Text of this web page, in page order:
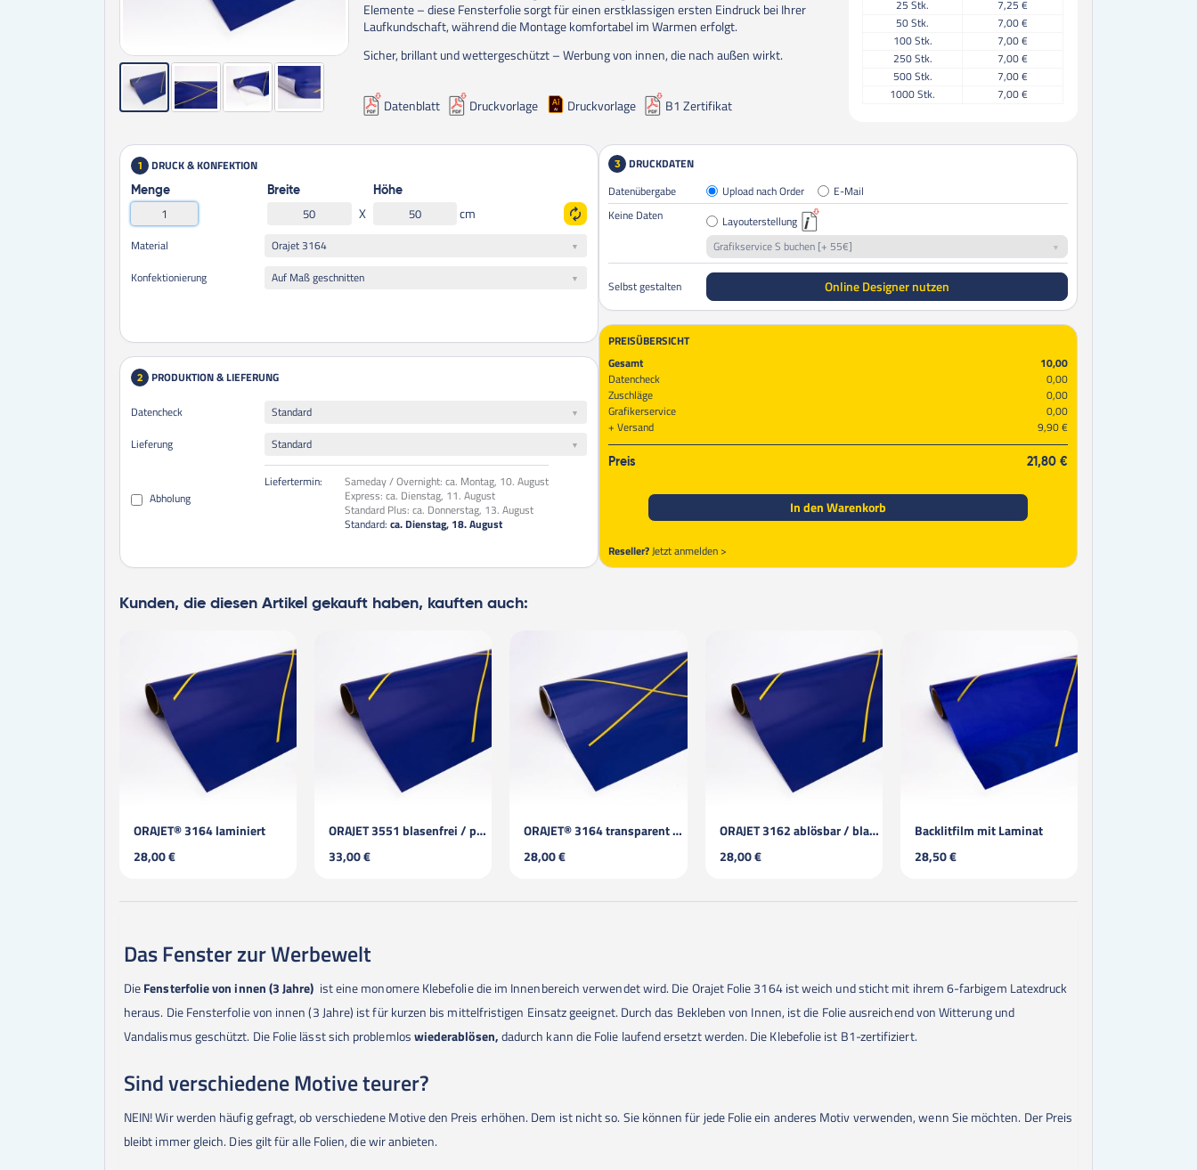
Elemente – diese Fensterfolie sorgt für einen erstklassigen ersten Eindruck bei Ihrer
Laufkundschaft, während die Montage komfortabel im Warmen erfolgt.
Sicher, brillant und wettergeschützt – Werbung von innen, die nach außen wirkt.
25 Stk.
7,25 €
50Stk.
7,00 €
100Stk.
7,00 €
250Stk.
7,00 €
500Stk.
7,00 €
1000Stk. 7,00 €
Datenblatt Druckvorlage Druckvorlage B1 Zertifikat
1 DRUCK & KONFEKTION
Menge Breite
X
Höhe
cm
Material
Orajet 3164
Konfektionierung
Auf Maß geschnitten
2 PRODUKTION & LIEFERUNG
Datencheck
Standard
Lieferung
Standard
Abholung
Liefertermin: Sameday / Overnight: ca. Montag, 10. August
Express: ca. Dienstag, 11. August
Standard Plus: ca. Donnerstag, 13. August
Standard: ca. Dienstag, 18. August
3
DRUCKDATEN
Datenübergabe
Upload nach Order
E-Mail
Keine Daten
Layouterstellung
Grafikservice S buchen [+ 55€]
Selbst gestalten Online Designer nutzen
PREISÜBERSICHT
Gesamt
10,00
Datencheck
0,00
Zuschläge
0,00
Grafikerservice
0,00
Versand
9,90 €
Preis 21,80 €
In den Warenkorb
Reseller?Jetzt anmelden >
Kunden, die diesen Artikel gekauft haben, kauften auch:
ORAJET 3551 blasenfrei / permanent / laminiert
ORAJET® 3164 transparent / laminiert
ORAJET 3162 ablösbar / blasenfrei / laminiert
Backlitfilm mit Laminat
ORAJET® 3164
Das Fenster zur Werbewelt
DieFensterfolie von innen (3 Jahre) ist eine monomere Klebefolie die im Innenbereich verwendet wird. Die Orajet Folie 3164 ist weich und sticht mit ihrem 6-farbigem Latexdruck
heraus. Die Fensterfolie von innen (3 Jahre) ist für kurzen bis mittelfristigen Einsatz geeignet. Durch das Bekleben von Innen, ist die Folie ausreichend von Witterung und
Vandalismus geschützt. Die Folie lässt sich problemloswiederablösen,dadurch kann die Folie laufend ersetzt werden. Die Klebefolie ist B1-zertifiziert.
Sind verschiedene Motive teurer?
NEIN! Wir werden häufig gefragt, ob verschiedene Motive den Preis erhöhen. Dem ist nicht so. Sie können für jede Folie ein anderes Motiv verwenden, wenn Sie möchten. Der Preis
bleibt immer gleich. Dies gilt für alle Folien, die wir anbieten.